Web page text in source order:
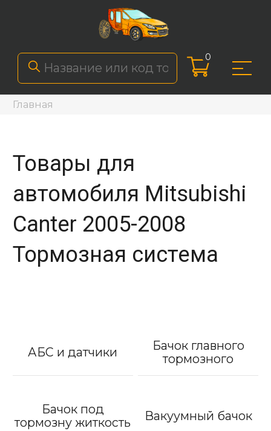
0
Главная
Товары для
автомобиля Mitsubishi
Canter 2005-2008
Тормозная система
АБС и датчики
Бачок главного
тормозного
Бачок под
тормозну житкость
Вакуумный бачок